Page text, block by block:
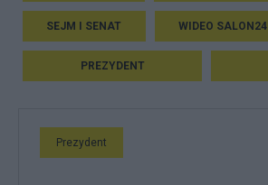
SEJM I SENAT WIDEO SALON24
PREZYDENT
Prezydent